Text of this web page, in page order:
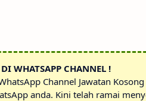
WHATSAPP CHANNEL !
Channel Jawatan
anda. Kini telah ramai